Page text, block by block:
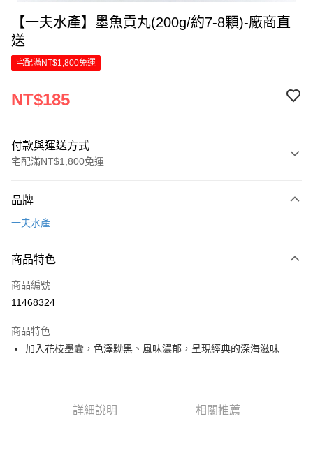
【一夫水產】墨魚貢丸(200g/約7-8顆)-廠商直
送
宅配滿NT$1,800免運
NT$185
付款與運送方式
宅配滿NT$1,800免運
信用卡一次付款
6 期 0 利率 每期
合作金庫商業銀行
上海商業儲蓄銀行
臺灣中小企業銀行
匯豐（台灣）商業銀行
華泰商業銀行
台新國際商業銀行
中國信託商業銀行
LINE Pay
Apple Pay
街口支付
品牌
一夫水產
商品特色
商品編號
11468324
商品特色
加入花枝墨囊，⾊澤黝⿊、風味濃郁，呈現經典的深海滋味
詳細說明 相關推薦